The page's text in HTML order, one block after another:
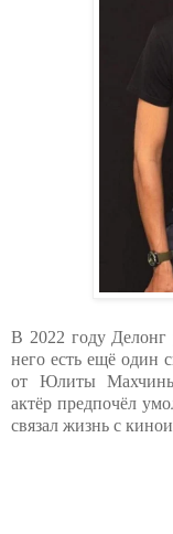
В 2022 году Делонг
него есть ещё
от Юлиты
актёр предпочёл
связал жизнь с